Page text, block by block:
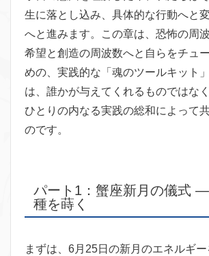
生に落とし込み、具体的な行動へと
へと進みます。この章は、恐怖の周
希望と創造の周波数へと自らをチュ
めの、実践的な「魂のツールキット
は、誰かが与えてくれるものではな
ひとりの内なる実践の総和によって
のです。
パート1：蟹座新月の儀式
種を蒔く
まずは、6月25日の新月のエネルギ